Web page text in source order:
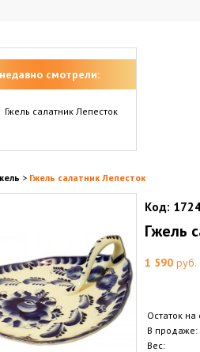
смотрели:
Гжель салатник Лепесток
> Гжель салатник Лепесток
Код:
Гжель
1 590руб.
Остаток на
В продаже:
Вес: